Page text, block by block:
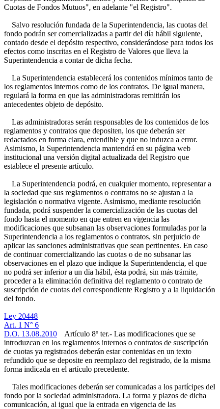
Cuotas de Fondos Mutuos", en adelante "el Registro".
Salvo resolución fundada de la Superintendencia, las cuotas del
fondo podrán ser comercializadas a partir del día hábil siguiente,
contado desde el depósito respectivo, considerándose para todos los
efectos como inscritas en el Registro de Valores que lleva la
Superintendencia a contar de dicha fecha.
La Superintendencia establecerá los contenidos mínimos tanto de
los reglamentos internos como de los contratos. De igual manera,
regulará la forma en que las administradoras remitirán los
antecedentes objeto de depósito.
Las administradoras serán responsables de los contenidos de los
reglamentos y contratos que depositen, los que deberán ser
redactados en forma clara, entendible y que no induzca a error.
Asimismo, la Superintendencia mantendrá en su página web
institucional una versión digital actualizada del Registro que
establece el presente artículo.
La Superintendencia podrá, en cualquier momento, representar a
la sociedad que sus reglamentos o contratos no se ajustan a la
legislación o normativa vigente. Asimismo, mediante resolución
fundada, podrá suspender la comercialización de las cuotas del
fondo hasta el momento en que entren en vigencia las
modificaciones que subsanan las observaciones formuladas por la
Superintendencia a los reglamentos o contratos, sin perjuicio de
aplicar las sanciones administrativas que sean pertinentes. En caso
de continuar comercializando las cuotas o de no subsanar las
observaciones en el plazo que indique la Superintendencia, el que
no podrá ser inferior a un día hábil, ésta podrá, sin más trámite,
proceder a la eliminación definitiva del reglamento o contrato de
suscripción de cuotas del correspondiente Registro y a la liquidación
del fondo.
Ley 20448
Art. 1 N° 6
D.O. 13.08.2010 Artículo 8º ter.- Las modificaciones que se
introduzcan en los reglamentos internos o contratos de suscripción
de cuotas ya registrados deberán estar contenidas en un texto
refundido que se deposite en reemplazo del registrado, de la misma
forma indicada en el artículo precedente.
Tales modificaciones deberán ser comunicadas a los partícipes del
fondo por la sociedad administradora. La forma y plazos de dicha
comunicación, al igual que la entrada en vigencia de las